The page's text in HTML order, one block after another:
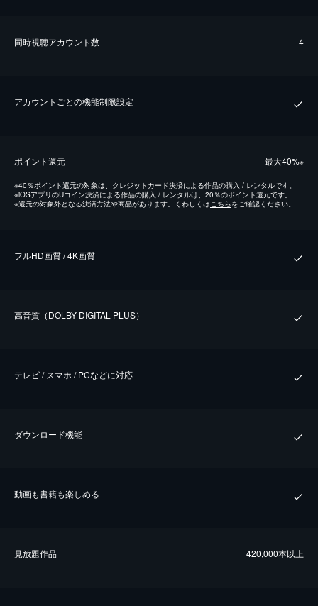
同時視聴アカウント数 4
アカウントごとの機能制限設定
ポイント還元 最⼤40%※
※40％ポイント還元の対象は、クレジットカード決済による作品の購入 / レンタルです。
※iOSアプリのUコイン決済による作品の購入 / レンタルは、20％のポイント還元です。
※還元の対象外となる決済方法や商品があります。くわしくはこちらをご確認ください。
フルHD画質 / 4K画質
⾼⾳質（DOLBY DIGITAL PLUS）
テレビ / スマホ / PCなどに対応
ダウンロード機能
動画も書籍も楽しめる
⾒放題作品 420,000本以上